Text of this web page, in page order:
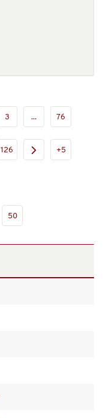
3 ... 76
126 +5
50